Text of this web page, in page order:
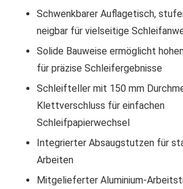
Schwenkbarer Auflagetisch,
neigbar für vielseitige
Solide Bauweise ermöglicht
für präzise Schleifergebnisse
Schleifteller mit 150 mm
Klettverschluss für einfachen
Schleifpapierwechsel
Integrierter Absaugstutzen für
Arbeiten
Mitgelieferter Aluminium-